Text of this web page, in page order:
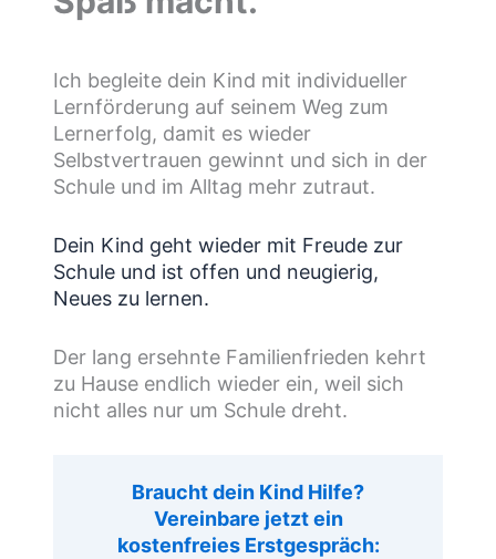
Ich begleite dein Kind mit individueller
Lernförderung auf seinem Weg zum
Lernerfolg, damit es wieder
Selbstvertrauen gewinnt und sich in der
Schule und im Alltag mehr zutraut.
Dein Kind geht wieder mit Freude zur
Schule und ist offen und neugierig,
Neues zu lernen.
Der lang ersehnte Familienfrieden kehrt
zu Hause endlich wieder ein, weil sich
nicht alles nur um Schule dreht.
Braucht dein Kind Hilfe?
Vereinbare jetzt ein
kostenfreies Erstgespräch: